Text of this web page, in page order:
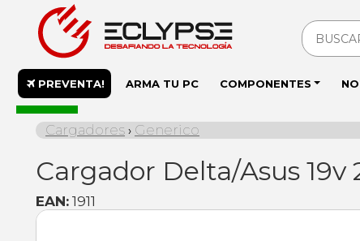
PREVENTA! ARMA TU PC COMPONENTES
Cargadores › Generico
Cargador Delta/Asus 19v
EAN: 1911
En stock